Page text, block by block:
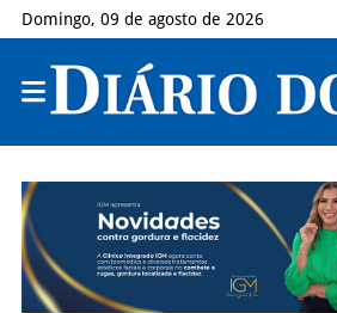
Domingo, 09 de agosto de 2026